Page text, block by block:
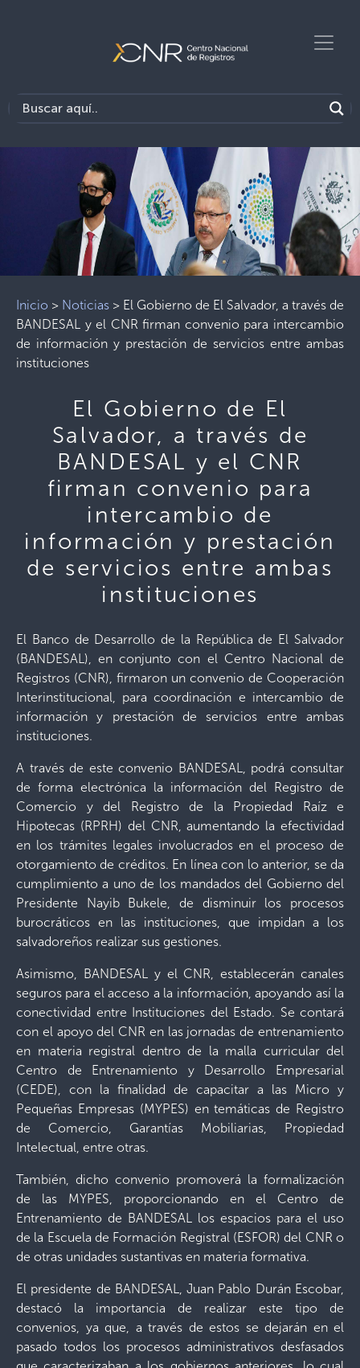
Inicio > Noticias > El Gobierno de El Salvador, a través de
BANDESAL y el CNR firman convenio para intercambio
de información y prestación de servicios entre ambas
instituciones
El Gobierno de El
Salvador, a través de
BANDESAL y el CNR
firman convenio para
intercambio de
información y prestación
de servicios entre ambas
instituciones
El Banco de Desarrollo de la República de El Salvador
(BANDESAL), en conjunto con el Centro Nacional de
Registros (CNR), firmaron un convenio de Cooperación
Interinstitucional, para coordinación e intercambio de
información y prestación de servicios entre ambas
instituciones.
A través de este convenio BANDESAL, podrá consultar
de forma electrónica la información del Registro de
Comercio y del Registro de la Propiedad Raíz e
Hipotecas (RPRH) del CNR, aumentando la efectividad
en los trámites legales involucrados en el proceso de
otorgamiento de créditos. En línea con lo anterior, se da
cumplimiento a uno de los mandados del Gobierno del
Presidente Nayib Bukele, de disminuir los procesos
burocráticos en las instituciones, que impidan a los
salvadoreños realizar sus gestiones.
Asimismo, BANDESAL y el CNR, establecerán canales
seguros para el acceso a la información, apoyando así la
conectividad entre Instituciones del Estado. Se contará
con el apoyo del CNR en las jornadas de entrenamiento
en materia registral dentro de la malla curricular del
Centro de Entrenamiento y Desarrollo Empresarial
(CEDE), con la finalidad de capacitar a las Micro y
Pequeñas Empresas (MYPES) en temáticas de Registro
de Comercio, Garantías Mobiliarias, Propiedad
Intelectual, entre otras.
También, dicho convenio promoverá la formalización
de las MYPES, proporcionando en el Centro de
Entrenamiento de BANDESAL los espacios para el uso
de la Escuela de Formación Registral (ESFOR) del CNR o
de otras unidades sustantivas en materia formativa.
El presidente de BANDESAL, Juan Pablo Durán Escobar,
destacó la importancia de realizar este tipo de
convenios, ya que, a través de estos se dejarán en el
pasado todos los procesos administrativos desfasados